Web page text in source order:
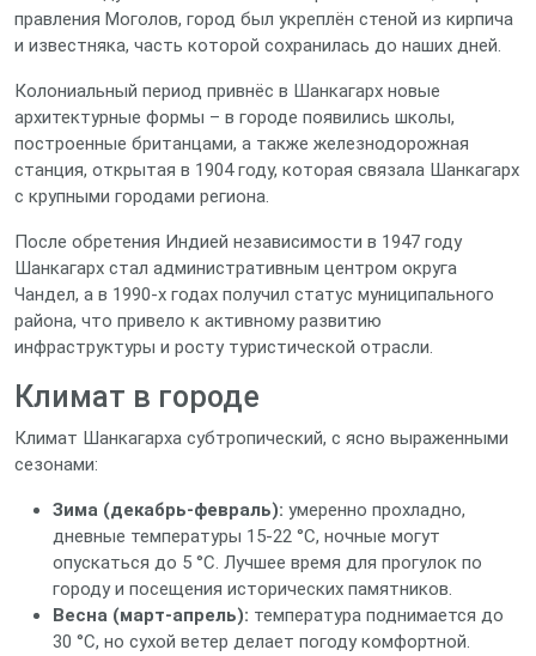
правления Моголов, город был укреплён стеной из кирпича
и известняка, часть которой сохранилась до наших дней.
Колониальный период привнёс в Шанкагарх новые
архитектурные формы – в городе появились школы,
построенные британцами, а также железнодорожная
станция, открытая в 1904 году, которая связала Шанкагарх
с крупными городами региона.
После обретения Индией независимости в 1947 году
Шанкагарх стал административным центром округа
Чандел, а в 1990‑х годах получил статус муниципального
района, что привело к активному развитию
инфраструктуры и росту туристической отрасли.
Климат в городе
Климат Шанкагарха субтропический, с ясно выраженными
сезонами:
Зима (декабрь‑февраль): умеренно прохладно,
дневные температуры 15‑22 °C, ночные могут
опускаться до 5 °C. Лучшее время для прогулок по
городу и посещения исторических памятников.
Весна (март‑апрель): температура поднимается до
30 °C, но сухой ветер делает погоду комфортной.